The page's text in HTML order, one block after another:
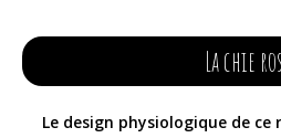
La chie
Le design physiologique de ce